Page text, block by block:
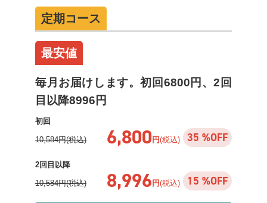
定期コース
最安値
毎月お届けします。初回6800円、2回
目以降8996円
初回
10,584円(税込) 6,800 円(税込) 35 %OFF
2回目以降
10,584円(税込) 8,996 円(税込) 15 %OFF